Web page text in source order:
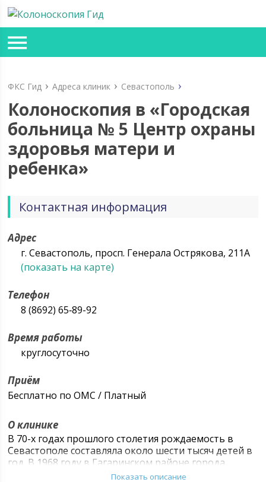
ФКС Гид Адреса клиник Севастополь
Колоноскопия в «Городская
больница № 5 Центр охраны
здоровья матери и
ребенка»
Контактная информация
Адрес
г. Севастополь, просп. Генерала Острякова, 211А
(показать на карте)
Телефон
8 (8692) 65‑89-92
Время работы
круглосуточно
Приём
Бесплатно по ОМС / Платный
О клинике
В 70-х годах прошлого столетия рождаемость в
Севастополе составляла около шести тысяч детей в
год. В 1968 году в Гагаринском районе города
введен в строй родильный дом №1. Медицинская
Показать описание